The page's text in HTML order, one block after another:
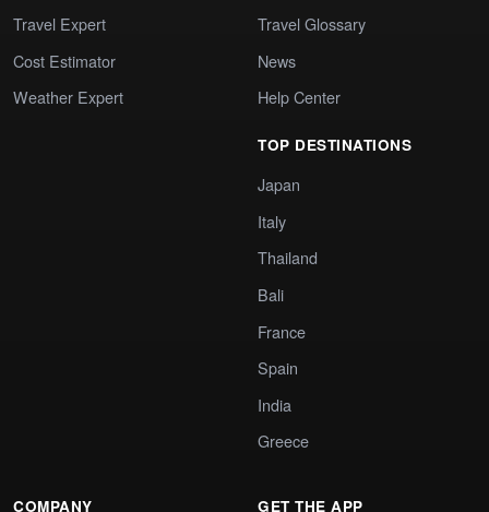
Travel Expert
Cost Estimator
Weather Expert
Travel Glossary
News
Help Center
TOP DESTINATIONS
Japan
Italy
Thailand
Bali
France
Spain
India
Greece
COMPANY GET THE APP